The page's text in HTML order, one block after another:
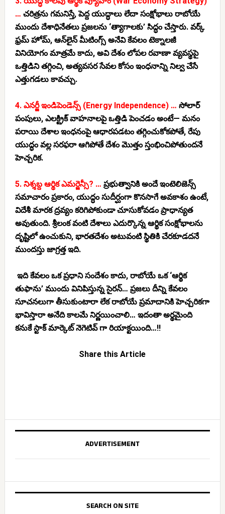
… చరిత్రను గమనిస్తే, పెద్ద యుద్ధాలు లేదా సంక్షోభాలు రాబోయే
ముందు దేశాధినేతలు ప్రజలను ‘త్యాగాలకు’ సిద్ధం చేస్తారు. వర్క్
ఫ్రమ్ హోమ్, ఆన్‌లైన్ మీటింగ్స్ అనేవి కేవలం టెక్నాలజీ
వినియోగం మాత్రమే కాదు, అవి దేశం లోపల రవాణా వ్యవస్థపై
ఒత్తిడిని తగ్గించి, అత్యవసర సేవల కోసం ఇంధనాన్ని నిల్వ చేసే
ఎత్తుగడలు కావచ్చు.
4. ఎనర్జీ ఇండిపెండెన్స్ (Energy Independence) … సోలార్
పంపులు, ఎలక్ట్రిక్ వాహనాలపై ఒత్తిడి పెంచడం అంటే— మనం
పరాయి దేశాల ఇంధనంపై ఆధారపడటం తగ్గించుకోకపోతే, రేపు
యుద్ధం వల్ల సరఫరా ఆగిపోతే దేశం మొత్తం స్తంభించిపోతుందనే
హెచ్చరిక.
5. నిశ్శబ్ద ఆర్థిక ఎమర్జెన్సీ? … ప్రభుత్వానికి అందే ఇంటెలిజెన్స్
సమాచారం ప్రకారం, యుద్ధం సుదీర్ఘంగా కొనసాగే అవకాశం ఉంటే,
విదేశీ మారక ద్రవ్యం కరిగిపోకుండా చూసుకోవడం ప్రాధాన్యత
అవుతుంది. శ్రీలంక వంటి దేశాలు ఎదుర్కొన్న ఆర్థిక సంక్షోభాలను
దృష్టిలో ఉంచుకుని, భారతదేశం అటువంటి స్థితికి చేరకూడదనే
ముందస్తు జాగ్రత్త ఇది.
ఇది కేవలం ఒక ప్రధాని సందేశం కాదు, రాబోయే ఒక ‘ఆర్థిక
తుఫాను’ ముందు వినిపిస్తున్నసైరన్… ప్రజలు దీన్ని కేవలం
సూచనలుగా తీసుకుంటారా లేక రాబోయే ప్రమాదానికి హెచ్చరికగా
భావిస్తారా అనేది కాలమే నిర్ణయించాలి… ఇదంతా అర్థమైంది
కనుకే స్టాక్ మార్కెట్ నెగెటివ్ ‌గా రియాక్టయింది…!!
Share this Article
ADVERTISEMENT
SEARCH ON SITE